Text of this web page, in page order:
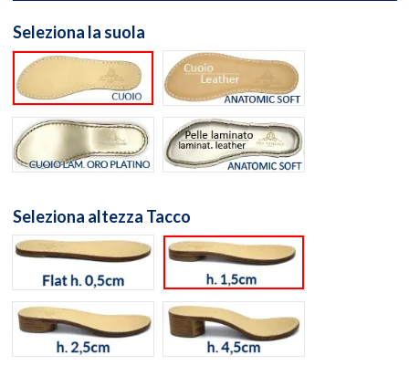
Seleziona la suola
Suola cuoio naturale
Suola Anatomic Soft
Suola cuoio laminato oroSuola Anatomic
Seleziona altezza Tacco
flat h. 0,5cm
h. 1,5cm
h. 2,5cm h. 4,5cm